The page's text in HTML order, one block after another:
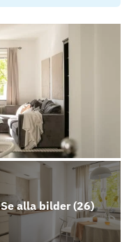
Se alla bilder (26)